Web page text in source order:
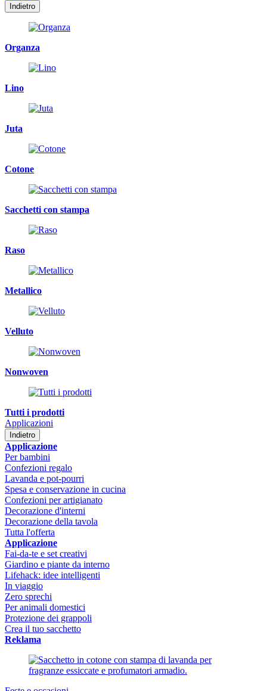
Indietro
Organza
Lino
Juta
Cotone
Sacchetti con stampa
Raso
Metallico
Velluto
Nonwoven
Tutti i prodotti
Applicazioni
Indietro
Applicazione
Per bambini
Confezioni regalo
Lavanda e pot-pourri
Spesa e conservazione in cucina
Confezioni per artigianato
Decorazione d'interni
Decorazione della tavola
Tutta l'offerta
Applicazione
Fai-da-te e set creativi
Giardino e piante da interno
Lifehack: idee intelligenti
In viaggio
Zero sprechi
Per animali domestici
Protezione dei grappoli
Crea il tuo sacchetto
Reklama